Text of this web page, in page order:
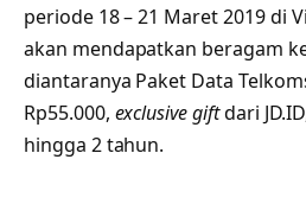
periode 18 – 21 Maret 2019 di
akan mendapatkan beragam
diantaranya Paket Data
Rp55.000, exclusive giftdari
hingga 2 tahun.